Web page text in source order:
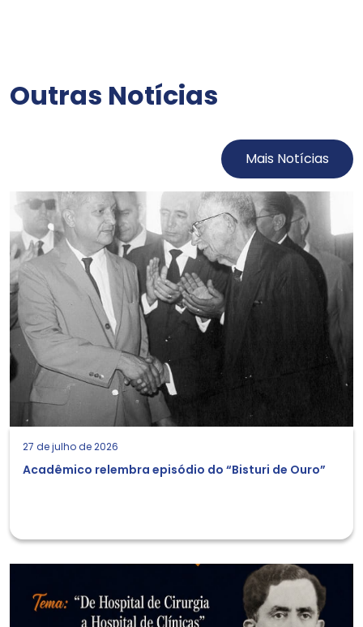
Outras Notícias
Mais Notícias
27 de julho de 2026
Acadêmico relembra episódio do “Bisturi de Ouro”